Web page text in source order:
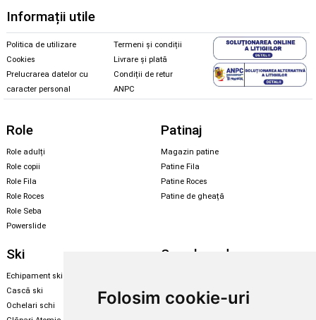
Folosim cookie-uri
Informații utile
Politica de utilizare
Cookies
Prelucrarea datelor cu
caracter personal
Termeni și condiții
Livrare și plată
Condiții de retur
ANPC
Role
Role adulți
Role copii
Role Fila
Role Roces
Role Seba
Powerslide
Patinaj
Magazin patine
Patine Fila
Patine Roces
Patine de gheață
Ski
Echipament ski
Cască ski
Ochelari schi
Snowboard
Echipament snowboard
Legături Rome SDS